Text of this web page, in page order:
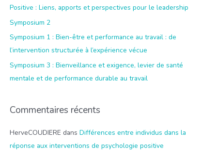
rPositive : Liens, apports et perspectives pour le leadership
Symposium 2
Symposium 1 : Bien-être et performance au travail : de
l’intervention structurée à l’expérience vécue
Symposium 3 : Bienveillance et exigence, levier de santé
mentale et de performance durable au travail
Commentaires récents
HerveCOUDIERE dans Différences entre individus dans la
réponse aux interventions de psychologie positive